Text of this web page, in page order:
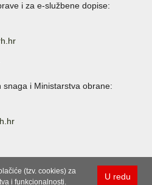
i za e-službene dopise:
i Ministarstva obrane:
U redu
(tzv. cookies) za
i funkcionalnosti.